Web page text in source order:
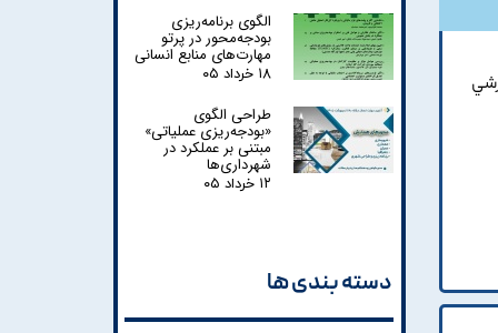
الگوی برنامه‌ریزی
بودجه‌محور در پرتو
مهارت‌های منابع انسانی
۱۸ خرداد ۰۵
طراحی الگوی
«بودجه‌ریزی عملیاتی»
مبتنی بر عملکرد در
شهرداری‌ها
۱۲ خرداد ۰۵
دسته بندی ها​​​​​​​